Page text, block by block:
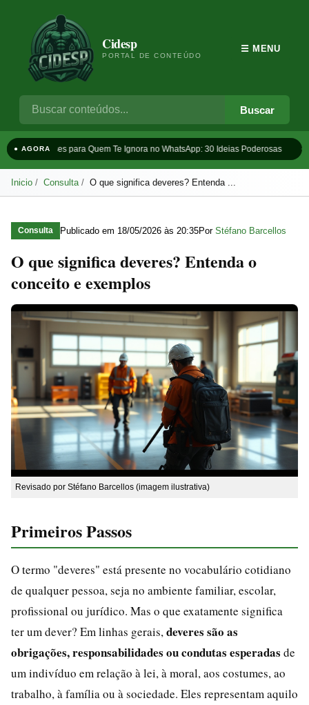
Cidesp
PORTAL DE CONTEÚDO
Buscar
☰ MENU
● AGORAFrases para Quem Te Ignora no WhatsApp: 30 Ideias Poderosas
Inicio Consulta O que significa deveres? Entenda ...
Consulta Publicado em 18/05/2026 às 20:35Por Stéfano Barcellos
O que significa deveres? Entenda o
conceito e exemplos
Revisado por Stéfano Barcellos (imagem ilustrativa)
Primeiros Passos
O termo "deveres" está presente no vocabulário cotidiano
de qualquer pessoa, seja no ambiente familiar, escolar,
profissional ou jurídico. Mas o que exatamente significa
ter um dever? Em linhas gerais, deveres são as
obrigações, responsabilidades ou condutas esperadas de
um indivíduo em relação à lei, à moral, aos costumes, ao
trabalho, à família ou à sociedade. Eles representam aquilo